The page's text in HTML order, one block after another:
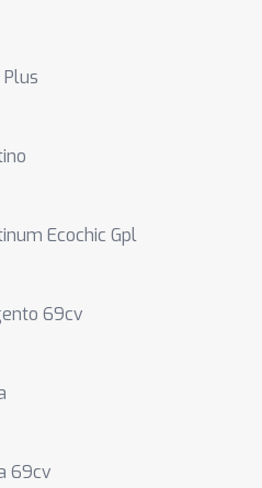
Plus
Ecochic Gpl
69cv
69cv